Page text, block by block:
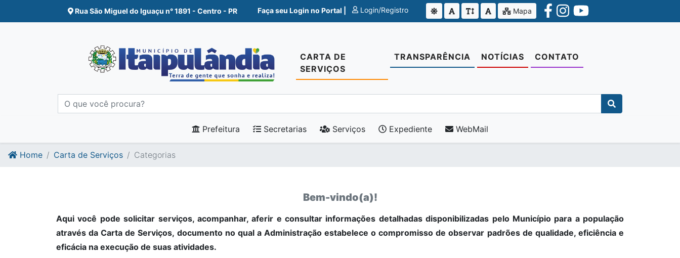
Ir para o conte�do
Ir para o fim do conte�do
Rua São Miguel do Iguaçu n° 1891 - Centro - PR Faça seu Login no Portal | Login/Registro Mapa
CARTA DE
SERVIÇOS
TRANSPARÊNCIA NOTÍCIAS CONTATO
Prefeitura Secretarias Serviços Expediente WebMail
Home Carta de Serviços Categorias
Bem-vindo(a)!
Aqui você pode solicitar serviços, acompanhar, aferir e consultar informações detalhadas disponibilizadas pelo Município para a população
através da Carta de Serviços, documento no qual a Administração estabelece o compromisso de observar padrões de qualidade, eficiência e
eficácia na execução de suas atividades.